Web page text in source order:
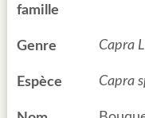
famille
Genre Capra
Espèce Capra